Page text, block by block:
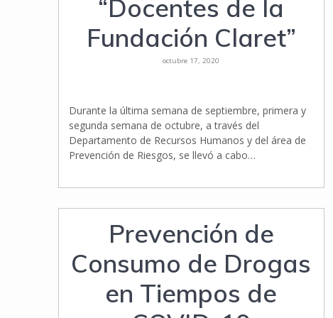
“Docentes de la
Fundación Claret”
octubre 17, 2020
Durante la última semana de septiembre, primera y
segunda semana de octubre, a través del
Departamento de Recursos Humanos y del área de
Prevención de Riesgos, se llevó a cabo…
Prevención de
Consumo de Drogas
en Tiempos de